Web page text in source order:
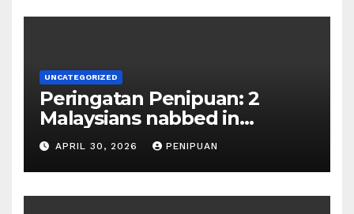
UNCATEGORIZED
Peringatan Penipuan: 2
Malaysians nabbed in
Singapore over links to govt
official impersona | 2026
APRIL 30, 2026 PENIPUAN